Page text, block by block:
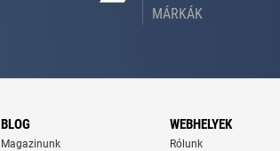
MÁRKÁK
BLOG
Magazinunk
WEBHELYEK
Rólunk